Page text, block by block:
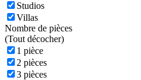
Studios
Villas
Nombre de pièces
(Tout décocher)
1 pièce
2 pièces
3 pièces